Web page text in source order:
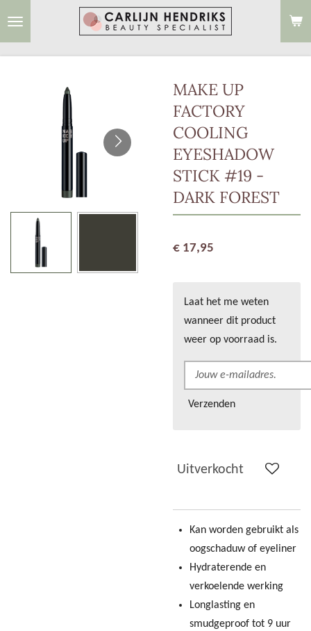
Ga
hoofdinhoud
MAKE UP
FACTORY
COOLING
EYESHADOW
STICK #19 -
DARK FOREST
€ 17,95
Laat het me weten
wanneer dit product
weer op voorraad is.
Verzenden
Uitverkocht
Kan worden gebruikt als
oogschaduw of eyeliner
Hydraterende en
verkoelende werking
Longlasting en
smudgeproof tot 9 uur